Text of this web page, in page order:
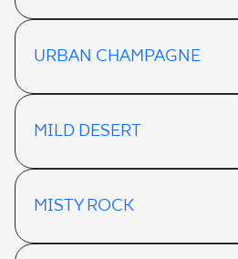
URBAN CHAMPAGNE
MILD DESERT
MISTY ROCK